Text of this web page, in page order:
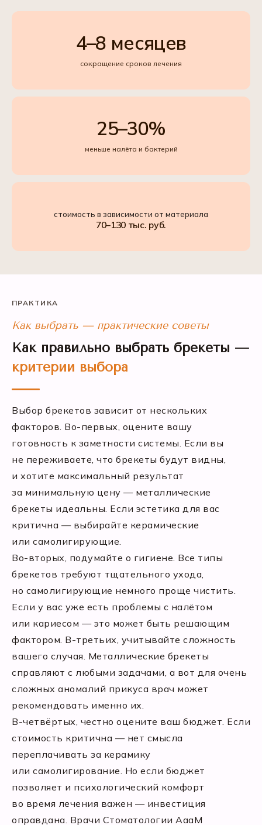
4–8 месяцев
сокращение сроков лечения
25–30%
меньше налёта и бактерий
стоимость в зависимости от материала
70–130 тыс. руб.
ПРАКТИКА
Как выбрать — практические советы
Как правильно выбрать брекеты —
критерии выбора
Выбор брекетов зависит от нескольких
факторов. Во-первых, оцените вашу
готовность к заметности системы. Если вы
не переживаете, что брекеты будут видны,
и хотите максимальный результат
за минимальную цену — металлические
брекеты идеальны. Если эстетика для вас
критична — выбирайте керамические
или самолигирующие.
Во-вторых, подумайте о гигиене. Все типы
брекетов требуют тщательного ухода,
но самолигирующие немного проще чистить.
Если у вас уже есть проблемы с налётом
или кариесом — это может быть решающим
фактором. В-третьих, учитывайте сложность
вашего случая. Металлические брекеты
справляют с любыми задачами, а вот для очень
сложных аномалий прикуса врач может
рекомендовать именно их.
В-четвёртых, честно оцените ваш бюджет. Если
стоимость критична — нет смысла
переплачивать за керамику
или самолигирование. Но если бюджет
позволяет и психологический комфорт
во время лечения важен — инвестиция
оправдана. Врачи Стоматологии АааМ